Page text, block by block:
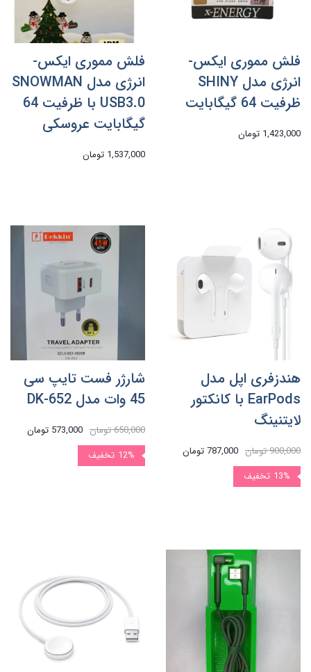
فلش مموری ایکس-
انرژی مدل SHINY
ظرفیت 64 گیگابایت
1,423,000 تومان
فلش مموری ایکس-
انرژی مدل SNOWMAN
USB3.0 با ظرفیت 64
گیگابایت عروسکی
1,537,000 تومان
هندزفری اپل مدل
EarPods با کانکتور
لایتنینگ
900,000 تومان
787,000 تومان
13% تخفیف
شارژر فست تایپ سی
45 وات مدل DK-652
650,000 تومان
573,000 تومان
12% تخفیف